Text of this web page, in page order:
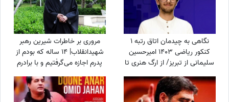
نگاهی به چیدمان اتاق رتبه 1
کنکور ریاضی 1403 امیرحسین
سلیمانی از تبریز/ از ارگ هنری تا
نشد یک ریاضیدان، ماشین
حساب ساده
مروری بر خاطرات شیرین رهبر
شهیدانقلاب| 14 ساله که بودم از
پدرم اجازه می‌گرفتیم و با برادرم
به ییلاق می‌رفتیم شب خسته
برمی‌گشتیم و می‌خوابیدیم، پدرم
ما را ...